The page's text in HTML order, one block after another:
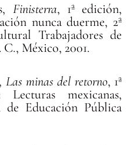
Finisterra, 1ª edición,
nunca duerme, 2ª
Trabajadores de
México, 2001.
Las minas del retorno, 1ª
mexicanas,
de Educación Pública